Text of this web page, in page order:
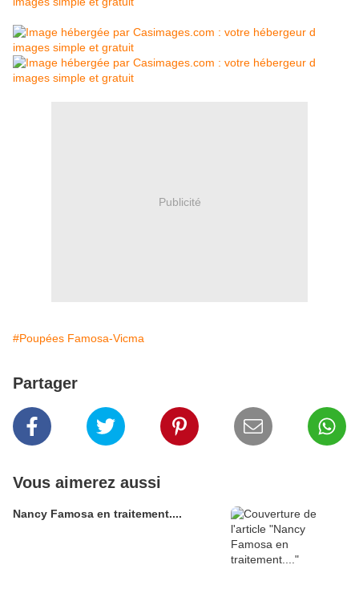
Publicité
#Poupées Famosa-Vicma
Partager
Vous aimerez aussi
Nancy Famosa en traitement....